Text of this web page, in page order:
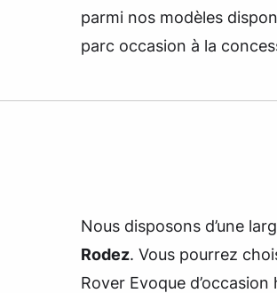
parmi nos modèles
parc occasion à la
Nous disposons d’une
Rodez. Vous pourrez
Rover Evoque